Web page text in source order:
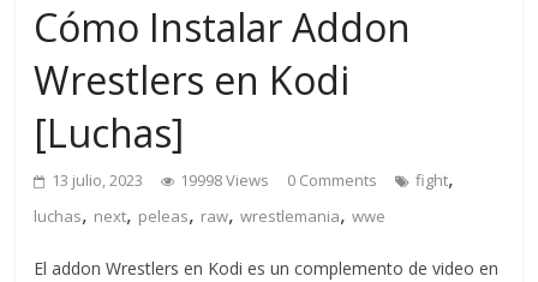
Cómo Instalar Addon
Wrestlers en Kodi
[Luchas]
13 julio, 2023 19998 Views 0 Comments fight,
luchas, next, peleas, raw,wrestlemania,wwe
El addon Wrestlers en Kodi es un complemento de video en